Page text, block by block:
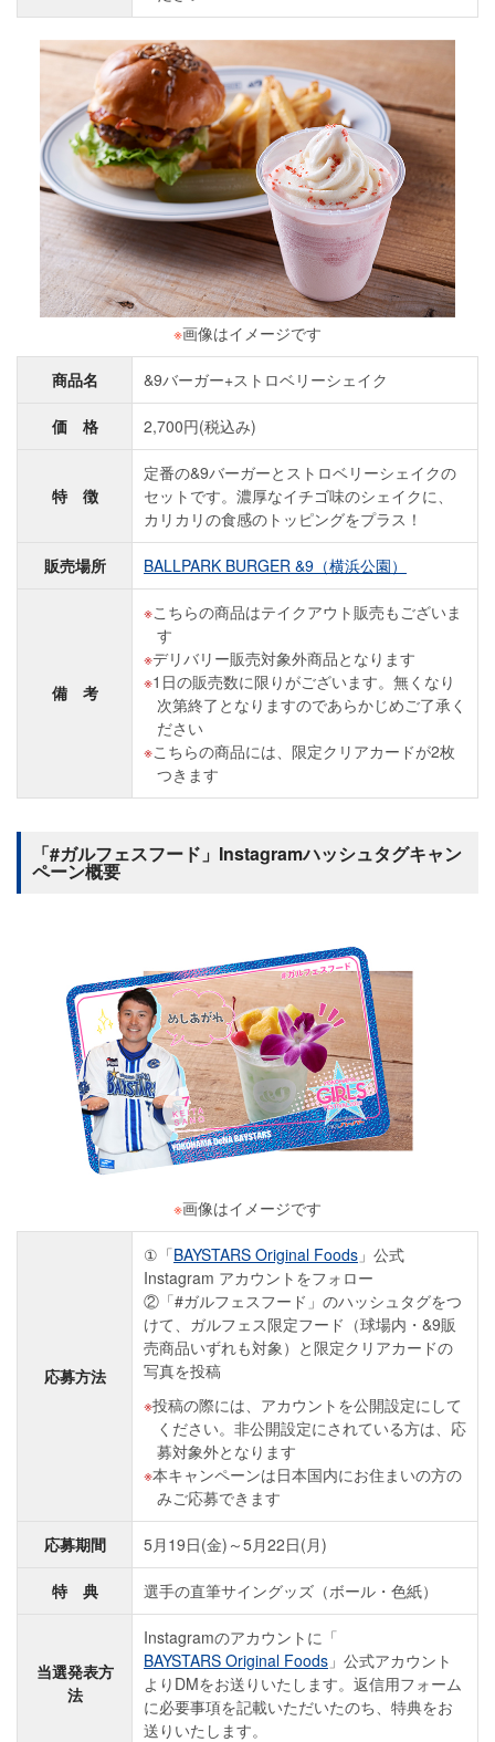
※画像はイメージです
商品名 &9バーガー+ストロベリーシェイク
価 格 2,700円(税込み)
特 徴
定番の&9バーガーとストロベリーシェイクの
セットです。濃厚なイチゴ味のシェイクに、
カリカリの食感のトッピングをプラス！
販売場所 BALLPARK BURGER &9（横浜公園）
備 考
こちらの商品はテイクアウト販売もございま
す
デリバリー販売対象外商品となります
1日の販売数に限りがございます。無くなり
次第終了となりますのであらかじめご了承く
ださい
こちらの商品には、限定クリアカードが2枚
つきます
「#ガルフェスフード」Instagramハッシュタグキャン
ペーン概要
※画像はイメージです
応募方法
①「BAYSTARS Original Foods 」公式
Instagram アカウントをフォロー
②「#ガルフェスフード」のハッシュタグをつ
けて、ガルフェス限定フード（球場内・&9販
売商品いずれも対象）と限定クリアカードの
写真を投稿
投稿の際には、アカウントを公開設定にして
ください。非公開設定にされている方は、応
募対象外となります
本キャンペーンは日本国内にお住まいの方の
みご応募できます
応募期間 5月19日(金)～5月22日(月)
特 典 選手の直筆サイングッズ（ボール・色紙）
当選発表方
法
Instagramのアカウントに「
BAYSTARS Original Foods 」公式アカウント
よりDMをお送りいたします。返信用フォーム
に必要事項を記載いただいたのち、特典をお
送りいたします。